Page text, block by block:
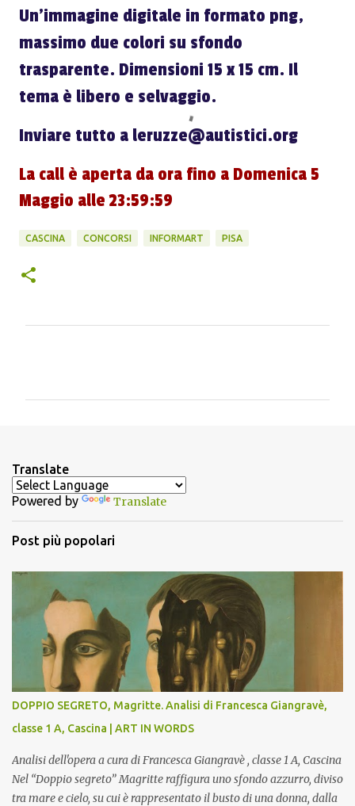
Un'immagine digitale in formato png,
massimo due colori su sfondo
trasparente. Dimensioni 15 x 15 cm. Il
tema è libero e selvaggio.
Inviare tutto a leruzze@autistici.org
La call è aperta da ora fino a Domenica 5
Maggio alle 23:59:59
CASCINA CONCORSI INFORMART PISA
t
i
Translate
Powered by Translate
Post più popolari
DOPPIO SEGRETO, Magritte. Analisi di Francesca Giangravè,
classe 1 A, Cascina | ART IN WORDS
Analisi dell'opera a cura di Francesca Giangravè , classe 1 A, Cascina
Nel “Doppio segreto” Magritte raffigura uno sfondo azzurro, diviso
tra mare e cielo, su cui è rappresentato il busto di una donna, dalla